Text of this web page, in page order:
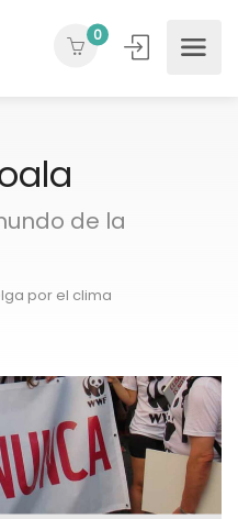
0
de la
por el clima